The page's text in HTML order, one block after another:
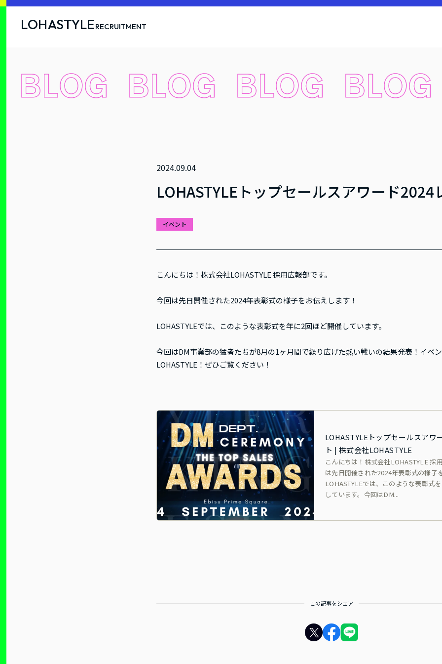
LOHASTYLERECRUITMENT
2024.09.04
LOHASTYLEトップセールスアワード2024
イベント
こんにちは！株式会社LOHASTYLE 採用広報部です。
今回は先日開催された2024年表彰式の様子をお伝えします！
LOHASTYLEでは、このような表彰式を年に2回ほど開催しています。
今回はDM事業部の猛者たちが8月の1ヶ月間で繰り広げた熱い戦いの結果発表！イベ
LOHASTYLE！ぜひご覧ください！
LOHASTYLEトップセールスアワ
ト | 株式会社LOHASTYLE
こんにちは！株式会社LOHASTYLE 採
は先日開催された2024年表彰式の様子
LOHASTYLEでは、このような表彰式
しています。今回はDM...
この記事をシェア